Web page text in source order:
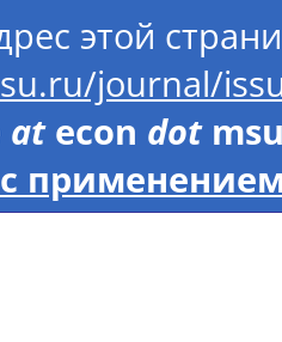
этой
journal/
atecon dot